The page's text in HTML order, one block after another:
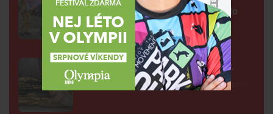
karnevalový průvod. Lidi přenesl do
exotické Brazílie
Neobvyklá pacientka u svaté Anny.
Lékaři vyšetřili 700 let starou madonu